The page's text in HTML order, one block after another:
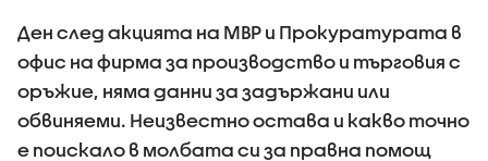
Ден след акцията на МВР и Прокуратурата в
офис на фирма за производство и търговия с
оръжие, няма данни за задържани или
обвиняеми. Неизвестно остава и какво точно
е поискало в молбата си за правна помощ